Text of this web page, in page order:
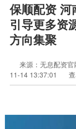
保顺配资 河
引导更多资
方向集聚
来源：无息配资官
11-14 13:37:01